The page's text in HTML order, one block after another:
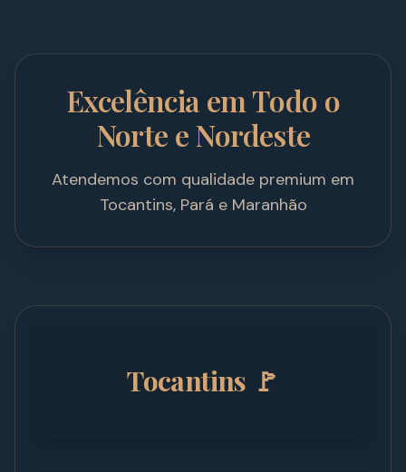
Excelência em Todo o
Norte e Nordeste
Atendemos com qualidade premium em
Tocantins, Pará e Maranhão
Tocantins 🚩